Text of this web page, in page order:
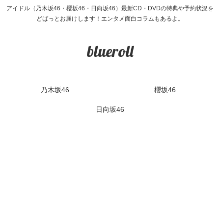
アイドル（乃木坂46・櫻坂46・日向坂46）最新CD・DVDの特典や予約状況を
どばっとお届けします！エンタメ面白コラムもあるよ。
blueroll
乃木坂46 櫻坂46
日向坂46